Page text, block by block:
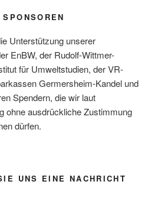
Unterstützung unserer
EnBW, der Rudolf-Wittmer-
für Umweltstudien, der VR-
Germersheim-Kandel und
Spendern, die wir laut
ohne ausdrückliche Zustimmung
dürfen.
UNS EINE NACHRICHT